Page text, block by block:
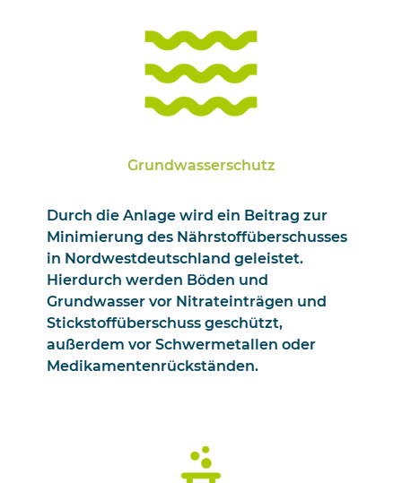
Grundwasserschutz
Durch die Anlage wird ein Beitrag zur
Minimierung des Nährstoffüberschusses
in Nordwestdeutschland geleistet.
Hierdurch werden Böden und
Grundwasser vor Nitrateinträgen und
Stickstoffüberschuss geschützt,
außerdem vor Schwermetallen oder
Medikamentenrückständen.